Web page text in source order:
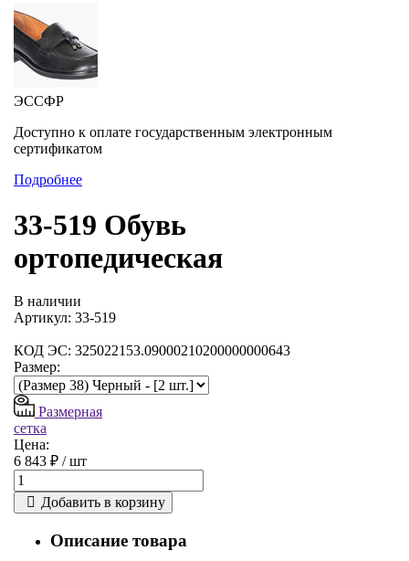
ЭССФР
Доступно к оплате государственным электронным
сертификатом
Подробнее
33-519 Обувь
ортопедическая
В наличии
Артикул: 33-519
КОД ЭС: 325022153.09000210200000000643
Размер:
Размерная
сетка
Цена:
6 843 ₽ /шт
Добавить в корзину
Описание товара